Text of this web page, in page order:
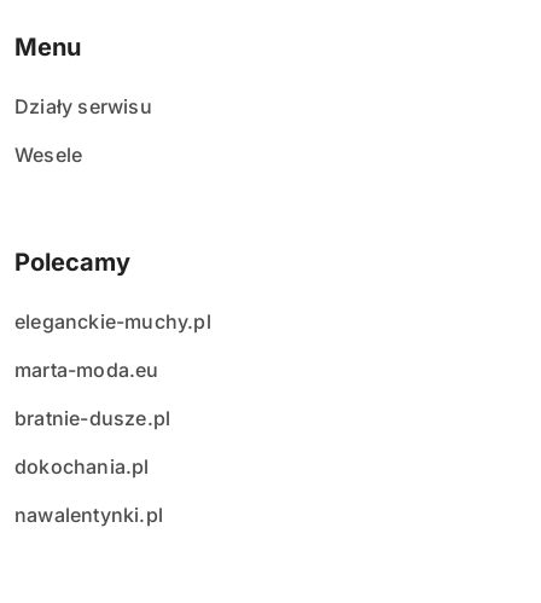
Menu
Działy serwisu
Wesele
Polecamy
eleganckie-muchy.pl
marta-moda.eu
bratnie-dusze.pl
dokochania.pl
nawalentynki.pl